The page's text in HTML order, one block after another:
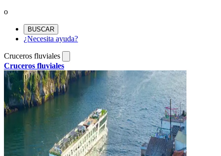
o
BUSCAR
¿Necesita ayuda?
Cruceros fluviales
Cruceros fluviales